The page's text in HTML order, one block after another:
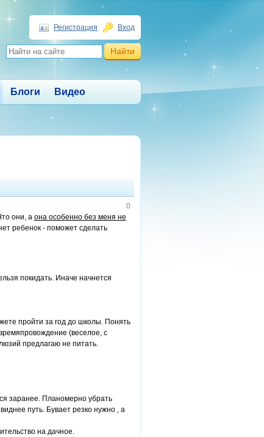
Регистрация Вход
Блоги Видео
0
они, а она особенно без меня не
ребенок - поможет сделать
покидать. Иначе начнется
пройти за год до школы. Понять
(веселое, с
предлагаю не питать.
заранее. Планомерно убрать
путь. Бувает резко нужно , а
на дачное.